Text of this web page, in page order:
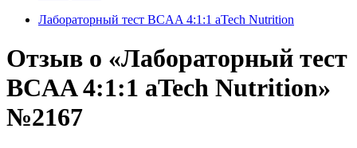
Лабораторный тест BCAA 4:1:1 aTech Nutrition
Отзыв о «Лабораторный тест
BCAA 4:1:1 aTech Nutrition»
№2167